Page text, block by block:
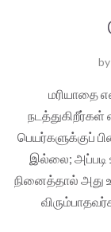
by
மரியாதை
பெயர்களுக்குப்
இல்லை; அப்படி
நினைத்தால் அது